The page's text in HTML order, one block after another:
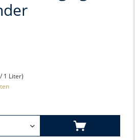
1 Liter)